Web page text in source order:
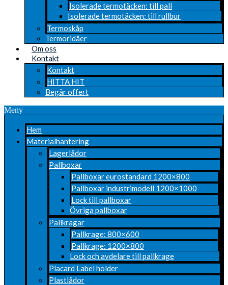
Isolerade termotäcken: till pall
Isolerade termotäcken: till rullbur
Termoskåp
Termoridåer
Om oss
Kontakt
Kontakt
HITTA HIT
Begär offert
Meny
Hem
Materialhantering
Lagerlådor
Pallboxar
Pallboxar eurostandard 1200×800
Pallboxar industrimodell 1200×1000
Lock till pallboxar
Övriga pallboxar
Pallkragar
Pallkrage: 800×600
Pallkrage: 1200×800
Lock och avdelare till pallkrage
Placard Label holder
Plastlådor